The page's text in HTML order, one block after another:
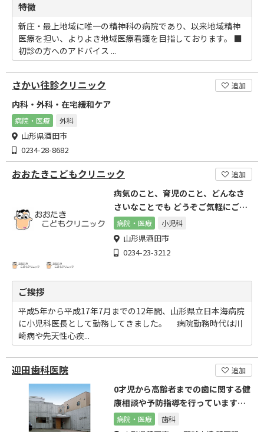
特徴
新庄・最上地域に唯一の精神科の病院であり、以来地域精神
医療を担い、よりよき地域医療看護を目指しております。 ■
初診の方へのアドバイス ...
さかい往診クリニック 追加
内科・外科・在宅緩和ケア
病院・医療 外科
山形県酒田市
0234-28-8682
おおたきこどもクリニック 追加
病気のこと、育児のこと、どんなさ
さいなことでも どうぞご気軽にご相
談ください
病院・医療 小児科
山形県酒田市
0234-23-3212
ご挨拶
平成5年から平成17年7月までの12年間、山形県立日本海病院
に小児科医長として勤務してきました。 病院勤務時代は川
崎病や先天性心疾...
迎田歯科医院 追加
0才児から高齢者までの歯に関する健
康相談や予防指導を行っています。
お気軽にご相談ください。
病院・医療 歯科